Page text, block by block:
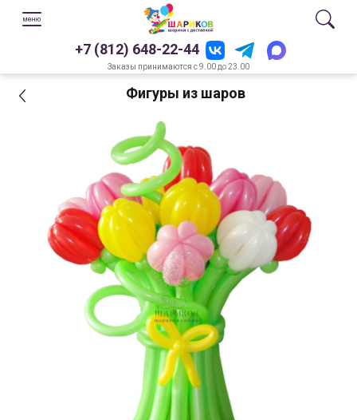
+7 (812) 648-22-44
Заказы принимаются с 9.00 до 23.00
Фигуры из шаров